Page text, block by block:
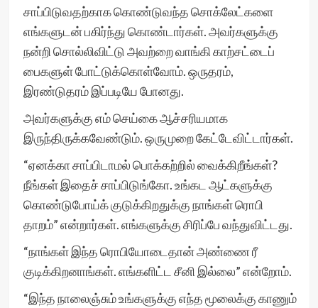
சாப்பிடுவதற்காக கொண்டுவந்த சொக்லேட்களை
எங்களுடன் பகிர்ந்து கொண்டார்கள். அவர்களுக்கு
நன்றி சொல்லிவிட்டு அவற்றை வாங்கி காற்சட்டைப்
பைகளுள் போட்டுக்கொள்வோம். ஒருதரம்,
இரண்டுதரம் இப்படியே போனது.
அவர்களுக்கு எம் செய்கை ஆச்சரியமாக
இருந்திருக்கவேண்டும். ஒருமுறை கேட்டேவிட்டார்கள்.
“ஏனக்கா சாப்பிடாமல் பொக்கற்றில் வைக்கிறீங்கள்?
நீங்கள் இதைச் சாப்பிடுங்கோ. உங்கட ஆட்களுக்கு
கொண்டுபோய்க் குடுக்கிறதுக்கு நாங்கள் ரொபி
தாறம்” என்றார்கள். எங்களுக்கு சிரிப்பே வந்துவிட்டது.
“நாங்கள் இந்த ரொபியோடைதான் அண்ணை ரீ
குடிக்கிறனாங்கள். எங்களிட்ட சீனி இல்லை” என்றோம்.
“இந்த நாலைஞ்சும் உங்களுக்கு எந்த மூலைக்கு காணும்